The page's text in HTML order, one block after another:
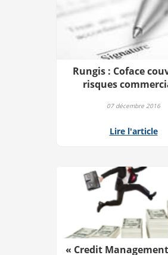
Rungis : Coface
risques
07 décembre 2016
Lire l'article
« Credit